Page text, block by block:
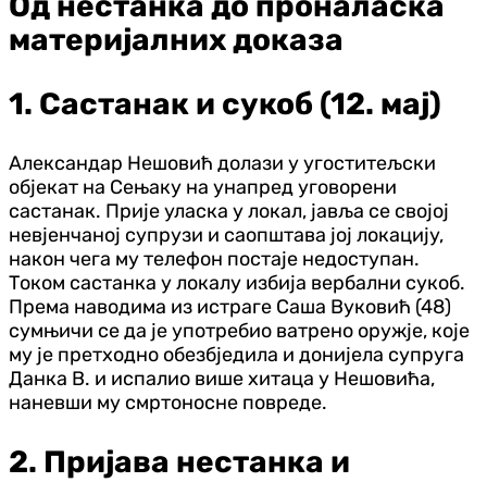
материјалних доказа
1. Састанак и сукоб (12. мај)
Александар Нешовић долази у угоститељски
објекат на Сењаку на унапред уговорени
састанак. Прије уласка у локал, јавља се својој
невјенчаној супрузи и саопштава јој локацију,
након чега му телефон постаје недоступан.
Током састанка у локалу избија вербални сукоб.
Према наводима из истраге Саша Вуковић (48)
сумњичи се да је употребио ватрено оружје, које
му је претходно обезбједила и донијела супруга
Данка В. и испалио више хитаца у Нешовића,
наневши му смртоносне повреде.
2. Пријава нестанка и